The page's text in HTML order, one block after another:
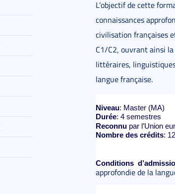
L’objectif de cette
connaissances
civilisation françaises
C1/C2, ouvrant ainsi
littéraires,
langue française.
Niveau: Master (MA)
Durée: 4 semestres
Reconnu par l’Union
Nombre des crédits:
Conditions
approfondie de la